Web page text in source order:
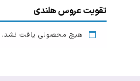
تقویت عروس هلندی
هیچ محصولی یافت نشد.